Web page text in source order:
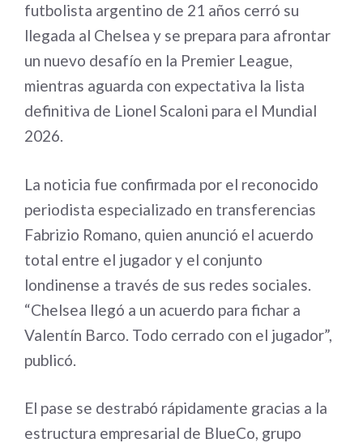
futbolista argentino de 21 años cerró su
llegada al Chelsea y se prepara para afrontar
un nuevo desafío en la Premier League,
mientras aguarda con expectativa la lista
definitiva de Lionel Scaloni para el Mundial
2026.
La noticia fue confirmada por el reconocido
periodista especializado en transferencias
Fabrizio Romano, quien anunció el acuerdo
total entre el jugador y el conjunto
londinense a través de sus redes sociales.
“Chelsea llegó a un acuerdo para fichar a
Valentín Barco. Todo cerrado con el jugador”,
publicó.
El pase se destrabó rápidamente gracias a la
estructura empresarial de BlueCo, grupo